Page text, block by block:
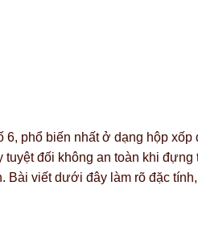
phổ biến nhất ở dạng hộp
tuyệt đối không an toàn khi
Bài viết dưới đây làm rõ đặc